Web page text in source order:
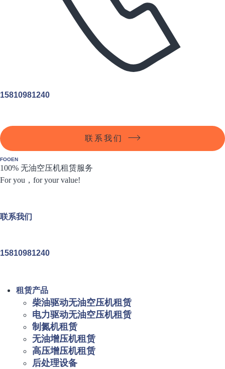
15810981240
联系我们
FOOEN
100% 无油空压机租赁服务
For you，for your value!
联系我们
15810981240
租赁产品
柴油驱动无油空压机租赁
电力驱动无油空压机租赁
制氮机租赁
无油增压机租赁
高压增压机租赁
后处理设备